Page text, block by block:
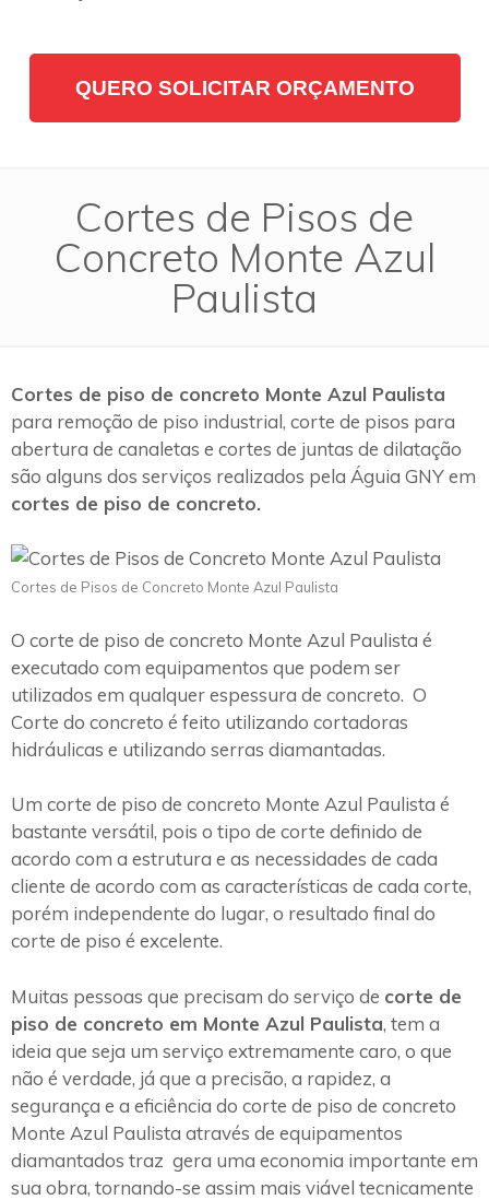
QUERO SOLICITAR ORÇAMENTO
Cortes de Pisos de
Concreto Monte Azul
Paulista
Cortes de piso de concreto Monte Azul Paulista
para remoção de piso industrial, corte de pisos para
abertura de canaletas e cortes de juntas de dilatação
são alguns dos serviços realizados pela Águia GNY em
cortes de piso de concreto.
Cortes de Pisos de Concreto Monte Azul Paulista
O corte de piso de concreto Monte Azul Paulista é
executado com equipamentos que podem ser
utilizados em qualquer espessura de concreto. O
Corte do concreto é feito utilizando cortadoras
hidráulicas e utilizando serras diamantadas.
Um corte de piso de concreto Monte Azul Paulista é
bastante versátil, pois o tipo de corte definido de
acordo com a estrutura e as necessidades de cada
cliente de acordo com as características de cada corte,
porém independente do lugar, o resultado final do
corte de piso é excelente.
Muitas pessoas que precisam do serviço de corte de
piso de concreto em Monte Azul Paulista, tem a
ideia que seja um serviço extremamente caro, o que
não é verdade, já que a precisão, a rapidez, a
segurança e a eficiência do corte de piso de concreto
Monte Azul Paulista através de equipamentos
diamantados traz gera uma economia importante em
sua obra, tornando-se assim mais viável tecnicamente